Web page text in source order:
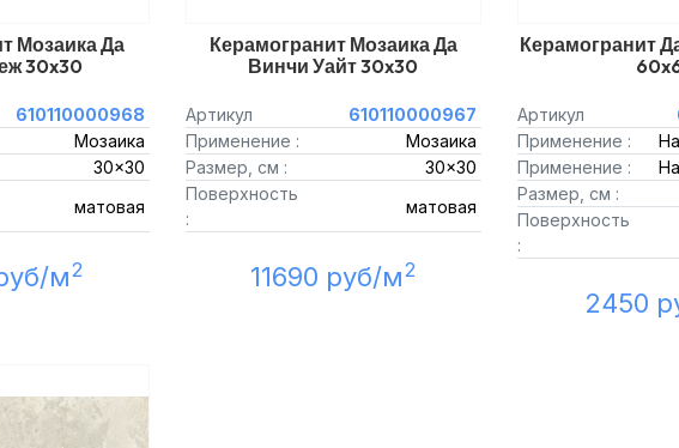
Мозаика Да
30x30
610110000968
Мозаика
30x30
матовая
м2
Керамогранит Мозаика Да
Винчи Уайт 30x30
Артикул
610110000967
Применение :
Мозаика
Размер, см :
30x30
Поверхность
:
матовая
11690 руб/м2
Керамогранит
Артикул
Применение :
Применение :
Размер, см :
Поверхность
:
2450